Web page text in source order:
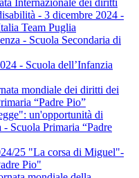
Internazionale dei diritti
- 3 dicembre 2024 -
Team Puglia
- Scuola Secondaria di
- Scuola dell’Infanzia
mondiale dei diritti dei
“Padre Pio”
un'opportunità di
- Scuola Primaria “Padre
25 "La corsa di Miguel"-
Pio"